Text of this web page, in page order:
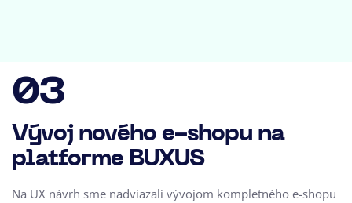
03
Vývoj nového e-shopu na
platforme BUXUS
Na UX návrh sme nadviazali vývojom kompletného e-shopu